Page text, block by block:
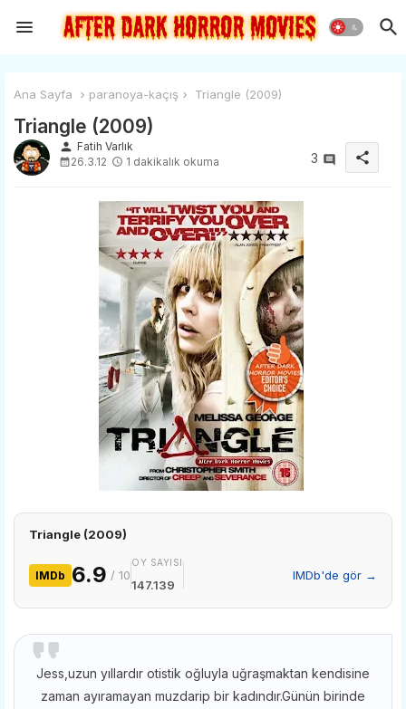
Ana Sayfa paranoya-kaçış Triangle (2009)
Triangle (2009)
person Fatih Varlık
26.3.12
1 dakikalık okuma 3 share
Triangle (2009)
IMDb 6.9 / 10
OY SAYISI
147.139
IMDb'de gör →
Jess,uzun yıllardır otistik oğluyla uğraşmaktan kendisine
zaman ayıramayan muzdarip bir kadındır.Günün birinde